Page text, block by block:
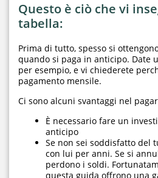
Questo è ciò che vi
tabella:
Prima di tutto, spesso si
quando si paga in anticipo. Date
per esempio, e vi chiederete
pagamento mensile.
Ci sono alcuni svantaggi nel
È necessario fare un
anticipo
Se non sei soddisfatto del
con lui per anni. Se si
perdono i soldi.
questa guida offrono una